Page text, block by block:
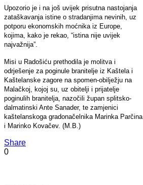
Upozorio je i na još uvijek prisutna nastojanja
zataškavanja istine o stradanjima nevinih, uz
potporu ekonomskih moćnika iz Europe,
kojima, kako je rekao, “istina nije uvijek
najvažnija”.
Misi u Radošiću prethodila je molitva i
odrješenje za poginule branitelje iz Kaštela i
Kaštelanske zagore na spomen-obilježju na
Malačkoj, kojoj su, uz obitelji i prijatelje
poginulih branitelja, nazočili župan splitsko-
dalmatinski Ante Sanader, te zamjenici
kaštelanskoga gradonačelnika Marinka Parčina
i Marinko Kovačev. (M.B.)
Share
0